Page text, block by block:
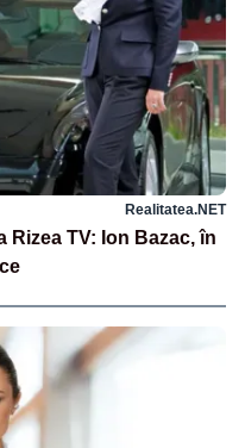
Realitatea.NET
Rizea TV: Ion Bazac, în